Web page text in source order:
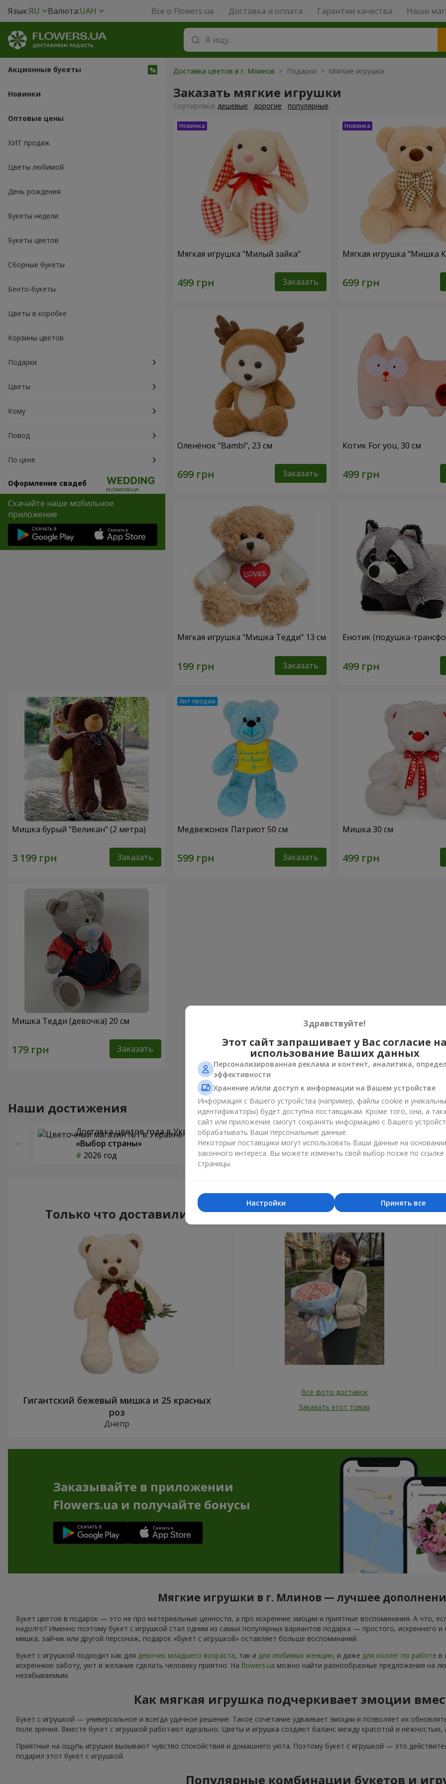
Язык:RU Валюта:UAH Все о Flowers.ua Доставка и оплата Гарантии качества Наши
Акционные букеты
Новинки
Оптовые цены
ХИТ продаж
Цветы любимой
День рождения
Букеты недели
Букеты цветов
Сборные букеты
Бенто-букеты
Цветы в коробке
Корзины цветов
Подарки
Цветы
Кому
Повод
По цене
Оформление свадеб
Скачайте наше мобильное
приложение
Доставка цветов в г. Млинов > Подарки > Мягкие игрушки
Заказать мягкие игрушки
Cортировка: дешевые дорогие популярные
Мягкая игрушка "Милый зайка"
Заказать
Мягкая игрушка "Мишка
Оленёнок "Bambi", 23 см
Заказать
Котик For you, 30 см
Мягкая игрушка "Мишка Тедди" 13 см
Заказать
Енотик (подушка-
Мишка бурый "Великан" (2 метра)
Заказать
Медвежонок Патриот 50 см
Заказать
Мишка 30 см
Мишка Тедди (девочка) 20 см
Заказать
Наши достижения
Доставка цветов года в Украине
«Выбор страны»
2026 год
Лучший цветочный магазин
«Ukrainian Business Award»
2026 год
«Выбор
2025
Только что доставили
Гигантский бежевый мишка и 25 красных
роз
Днепр
Фотогалерея
Все фото доставок
Заказать этот товар
Заказывайте в приложении
Flowers.ua и получайте бонусы
Мягкие игрушки в г. Млинов — лучшее
Букет цветов в подарок — это не про материальные ценности, а про искренние эмоции и приятные воспоминания. А что,
надолго? Именно поэтому букет с игрушкой стал одним из самых популярных вариантов подарка — простого, искреннего
мишка, зайчик или другой персонаж, подарок «букет с игрушкой» оставляет больше воспоминаний.
Букет с игрушкой подходит как для девочек младшего возраста, так и для любимых женщин, и даже для коллег по работе в
искреннюю заботу, уют и желание сделать человеку приятно. На flowers.ua можно найти разнообразные предложения на
незабываемым.
Как мягкая игрушка подчеркивает эмоции
Букет с игрушкой — универсальное и всегда удачное решение. Такое сочетание удваивает эмоции и позволяет их
поле зрения. Вместе букет с игрушкой работают идеально. Цветы и игрушка создают баланс между красотой и
Приятные на ощупь игрушки вызывают чувство спокойствия и домашнего уюта. Поэтому букет с игрушкой — это
подарил этот букет с игрушкой.
Популярные комбинации букетов и
Здравствуйте!
Этот сайт запрашивает у Вас согласие на
использование Ваших данных
Персонализированная реклама и контент, аналитика,
эффективности
Хранение и/или доступ к информации на Вашем устройстве
Информация с Вашего устройства (например, файлы cookie и
идентификаторы) будет доступна поставщикам. Кроме того, они, а
сайт или приложение смогут сохранять информацию с Вашего
обрабатывать Ваши персональные данные.
Некоторые поставщики могут использовать Ваши данные на основании
законного интереса. Вы можете изменить свой выбор позже по ссылке
страницы.
Принять все
Настройки